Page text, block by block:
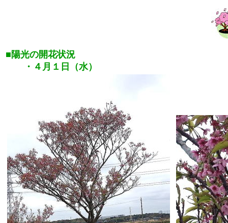
■陽光の開花状況
・４月１日（水）